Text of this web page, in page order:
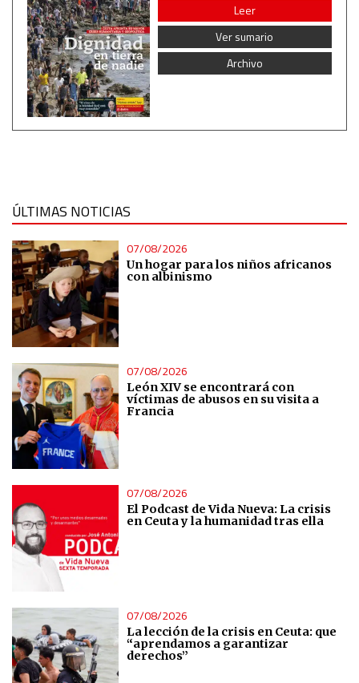
Leer
Ver sumario
Archivo
ÚLTIMAS NOTICIAS
07/08/2026
Un hogar para los niños africanos
con albinismo
07/08/2026
León XIV se encontrará con
víctimas de abusos en su visita a
Francia
07/08/2026
El Podcast de Vida Nueva: La crisis
en Ceuta y la humanidad tras ella
07/08/2026
La lección de la crisis en Ceuta: que
“aprendamos a garantizar
derechos”